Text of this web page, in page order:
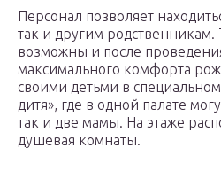
Персонал позволяет
так и другим
возможны и после
максимального комфорта
своими детьми в
дитя», где в одной палате
так и две мамы. На этаже
душевая комнаты.